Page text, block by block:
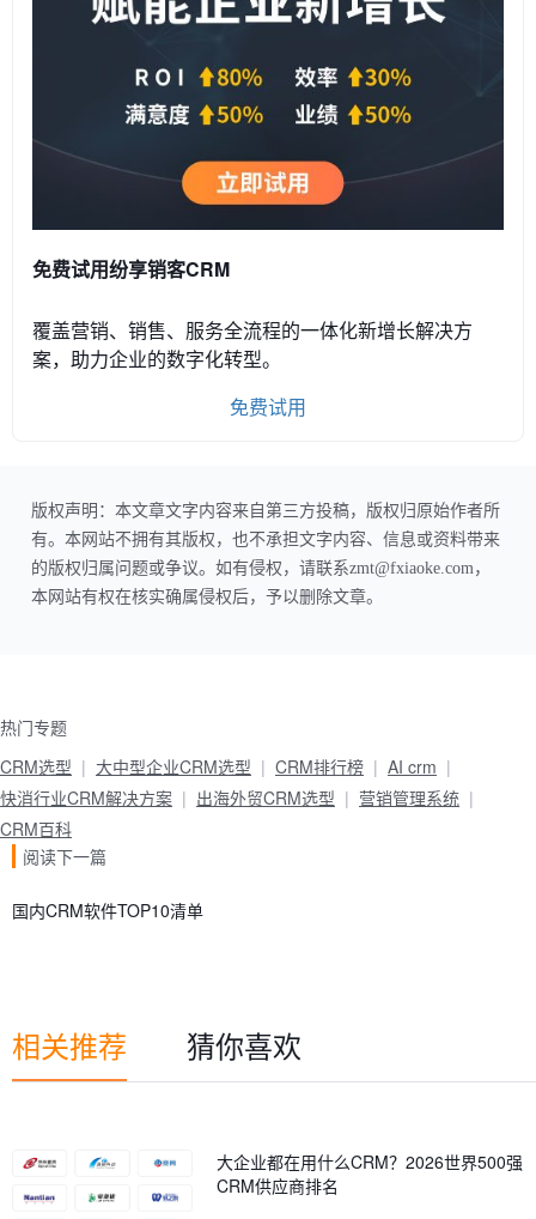
免费试用纷享销客CRM
覆盖营销、销售、服务全流程的一体化新增长解决方
案，助力企业的数字化转型。
免费试用
版权声明：本文章文字内容来自第三方投稿，版权归原始作者所
有。本网站不拥有其版权，也不承担文字内容、信息或资料带来
的版权归属问题或争议。如有侵权，请联系zmt@fxiaoke.com，
本网站有权在核实确属侵权后，予以删除文章。
热门专题
CRM选型
大中型企业CRM选型 CRM排行榜
AI crm
快消行业CRM解决方案
出海外贸CRM选型
营销管理系统
CRM百科
阅读下一篇
国内CRM软件TOP10清单
相关推荐 猜你喜欢
大企业都在用什么CRM？2026世界500强
CRM供应商排名